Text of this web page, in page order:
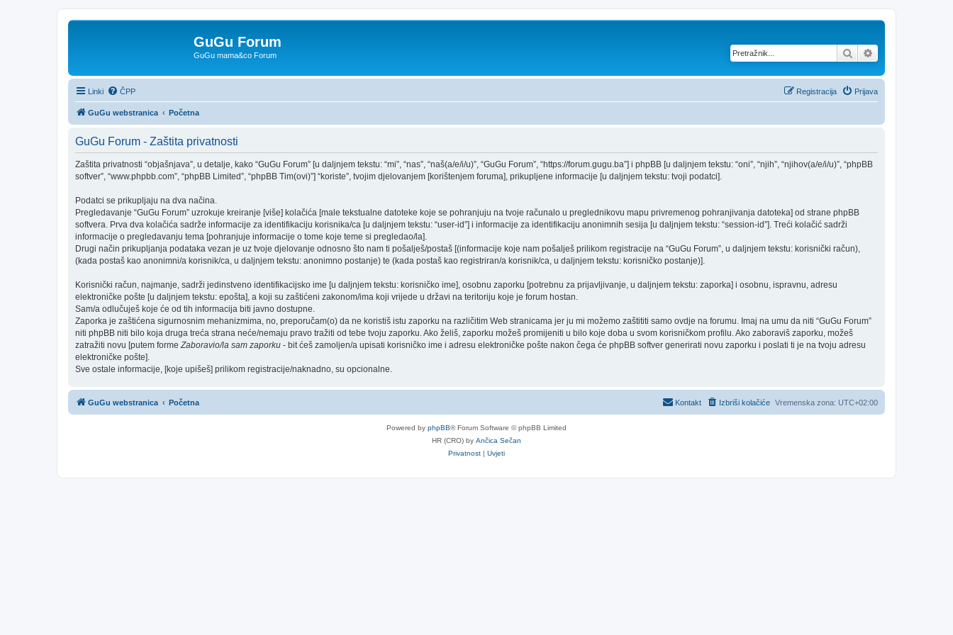
GuGu Forum
GuGu mama&co Forum Pretražnik
Linki ČPP Prijava
Registracija
GuGu webstranica Početna
GuGu Forum - Zaštita privatnosti
Zaštita privatnosti “objašnjava”, u detalje, kako “GuGu Forum” [u daljnjem tekstu: “mi”, “nas”, “naš(a/e/i/u)”, “GuGu Forum”, “https://forum.gugu.ba”] i phpBB [u daljnjem tekstu: “oni”, “njih”, “njihov(a/e/i/u)”, “phpBB
softver”, “www.phpbb.com”, “phpBB Limited”, “phpBB Tim(ovi)”] “koriste”, tvojim djelovanjem [korištenjem foruma], prikupljene informacije [u daljnjem tekstu: tvoji podatci].
Podatci se prikupljaju na dva načina.
Pregledavanje “GuGu Forum” uzrokuje kreiranje [više] kolačića [male tekstualne datoteke koje se pohranjuju na tvoje računalo u preglednikovu mapu privremenog pohranjivanja datoteka] od strane phpBB
softvera. Prva dva kolačića sadrže informacije za identifikaciju korisnika/ca [u daljnjem tekstu: “user-id”] i informacije za identifikaciju anonimnih sesija [u daljnjem tekstu: “session-id”]. Treći kolačić sadrži
informacije o pregledavanju tema [pohranjuje informacije o tome koje teme si pregledao/la].
Drugi način prikupljanja podataka vezan je uz tvoje djelovanje odnosno što nam ti pošalješ/postaš [(informacije koje nam pošalješ prilikom registracije na “GuGu Forum”, u daljnjem tekstu: korisnički račun),
(kada postaš kao anonimni/a korisnik/ca, u daljnjem tekstu: anonimno postanje) te (kada postaš kao registriran/a korisnik/ca, u daljnjem tekstu: korisničko postanje)].
Korisnički račun, najmanje, sadrži jedinstveno identifikacijsko ime [u daljnjem tekstu: korisničko ime], osobnu zaporku [potrebnu za prijavljivanje, u daljnjem tekstu: zaporka] i osobnu, ispravnu, adresu
elektroničke pošte [u daljnjem tekstu: epošta], a koji su zaštićeni zakonom/ima koji vrijede u državi na teritoriju koje je forum hostan.
Sam/a odlučuješ koje će od tih informacija biti javno dostupne.
Zaporka je zaštićena sigurnosnim mehanizmima, no, preporučam(o) da ne koristiš istu zaporku na različitim Web stranicama jer ju mi možemo zaštititi samo ovdje na forumu. Imaj na umu da niti “GuGu Forum”
niti phpBB niti bilo koja druga treća strana neće/nemaju pravo tražiti od tebe tvoju zaporku. Ako želiš, zaporku možeš promijeniti u bilo koje doba u svom korisničkom profilu. Ako zaboraviš zaporku, možeš
zatražiti novu [putem forme Zaboravio/la sam zaporku - bit ćeš zamoljen/a upisati korisničko ime i adresu elektroničke pošte nakon čega će phpBB softver generirati novu zaporku i poslati ti je na tvoju adresu
elektroničke pošte].
Sve ostale informacije, [koje upišeš] prilikom registracije/naknadno, su opcionalne.
GuGu webstranica Početna Vremenska zona: UTC+02:00
Izbriši kolačiće
Kontakt
Powered by phpBB® Forum Software © phpBB Limited
HR (CRO) by Ančica Sečan
Privatnost | Uvjeti